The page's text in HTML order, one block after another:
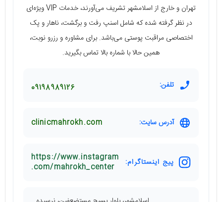
تهران و خارج از اسلامشهر تشریف می‌آورند، خدمات VIP ویژه‌ای
در نظر گرفته شده که شامل اسنپ رفت و برگشت، ناهار و پک
اختصاصی مراقبت پوستی می‌باشد. برای مشاوره و رزرو نوبت،
همین حالا با شماره بالا تماس بگیرید.
تلفن: 09198989126
آدرس سایت: clinicmahrokh.com
پیج اینستاگرام:
https://www.instagram
.com/mahrokh_center